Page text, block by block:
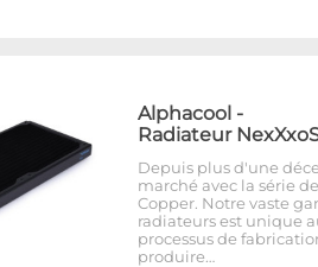
Alphacool -
Radiateur
Depuis plus d'une
marché avec la série
Copper. Notre vaste
radiateurs est unique
processus de
produire…